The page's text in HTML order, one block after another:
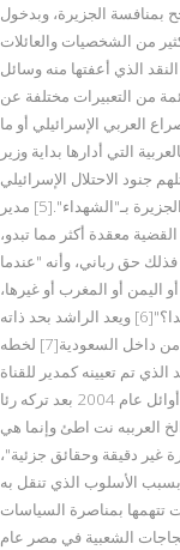
لكن العربية لم تنجح بمنافسة الجزيرة، وبدخول
الإعلامي العربي عام 1996 فقد الكثير من الشخصيات والعائلات
الذي أعفتها منه وسائل
«العربية» قائمة من التعبيرات مختلفة عن
العربي الإسرائيلي أو ما
التي أدارها بداية وزير
جنود الاحتلال الإسرائيلي
من الفلسطينيين بـ"القتلى" في حين كانت تصفهم قناة الجزيرة بـ"الشهداء".[5] مدير
معقدة أكثر مما تبدو،
حق رباني، وأنه "عندما
اليمن أو المغرب أو غيرها،
نقول عنه قتيل، فلماذا نسميه في لبنان أو فلسطين شهيدا؟"[6] ويعد الراشد بحد ذاته
شخصية مثيرة للجدل، حيث تعرض لانتقادات واسعة حتى من داخل السعودية[7] لخطه
استقالته.[8] ويرى الراشد الذي تم تعيينه كمدير للقناة
بعد القلاب أوائل عام 2004 بعد تركه رئا al arrabia سة صحيفة الشرق الأوسط إن
العرببه نت اطئ وإنما هي
غير دقيقة وحقائق جزئية"،
الأسلوب الذي تنقل به
تتهمها بمناصرة السياسات
رأي منتقديها،[9] وفي الاحتجاجات الشعبية في مصر عام